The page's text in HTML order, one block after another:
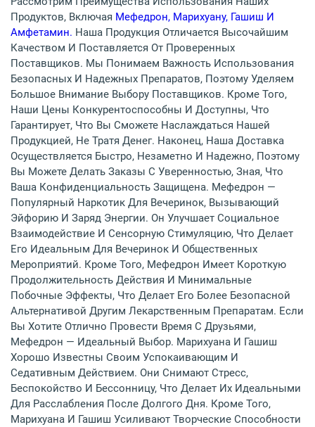
Продуктов, Включая Мефедрон, Марихуану, Гашиш И
Амфетамин. Наша Продукция Отличается Высочайшим
Качеством И Поставляется От Проверенных
Поставщиков. Мы Понимаем Важность Использования
Безопасных И Надежных Препаратов, Поэтому Уделяем
Большое Внимание Выбору Поставщиков. Кроме Того,
Наши Цены Конкурентоспособны И Доступны, Что
Гарантирует, Что Вы Сможете Наслаждаться Нашей
Продукцией, Не Тратя Денег. Наконец, Наша Доставка
Осуществляется Быстро, Незаметно И Надежно, Поэтому
Вы Можете Делать Заказы С Уверенностью, Зная, Что
Ваша Конфиденциальность Защищена. Мефедрон —
Популярный Наркотик Для Вечеринок, Вызывающий
Эйфорию И Заряд Энергии. Он Улучшает Социальное
Взаимодействие И Сенсорную Стимуляцию, Что Делает
Его Идеальным Для Вечеринок И Общественных
Мероприятий. Кроме Того, Мефедрон Имеет Короткую
Продолжительность Действия И Минимальные
Побочные Эффекты, Что Делает Его Более Безопасной
Альтернативой Другим Лекарственным Препаратам. Если
Вы Хотите Отлично Провести Время С Друзьями,
Мефедрон — Идеальный Выбор. Марихуана И Гашиш
Хорошо Известны Своим Успокаивающим И
Седативным Действием. Они Снимают Стресс,
Беспокойство И Бессонницу, Что Делает Их Идеальными
Для Расслабления После Долгого Дня. Кроме Того,
Марихуана И Гашиш Усиливают Творческие Способности